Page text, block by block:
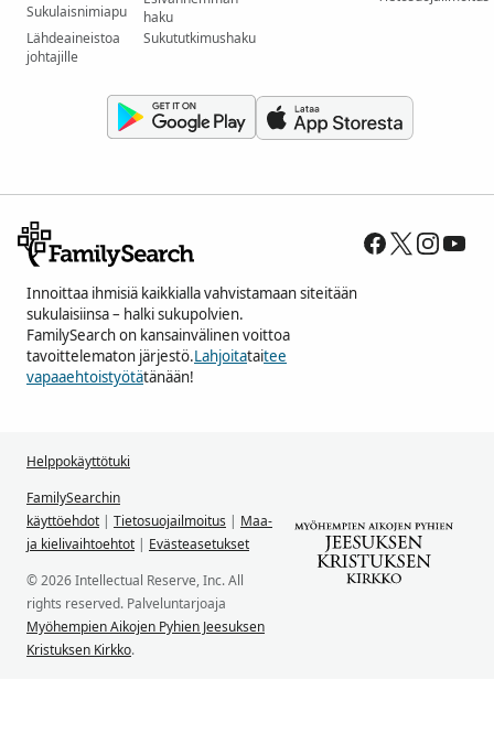
Sukulaisnimiapu
Lähdeaineistoa
johtajille
haku
Sukututkimushaku
Innoittaa ihmisiä kaikkialla vahvistamaan siteitään
sukulaisiinsa – halki sukupolvien.
FamilySearch on kansainvälinen voittoa
tavoittelematon järjestö.Lahjoitataitee
vapaaehtoistyötätänään!
Helppokäyttötuki
FamilySearchin
käyttöehdot | Tietosuojailmoitus | Maa-
ja kielivaihtoehtot | Evästeasetukset
© 2026 Intellectual Reserve, Inc. All
rights reserved. Palveluntarjoaja
Myöhempien Aikojen Pyhien Jeesuksen
Kristuksen Kirkko.